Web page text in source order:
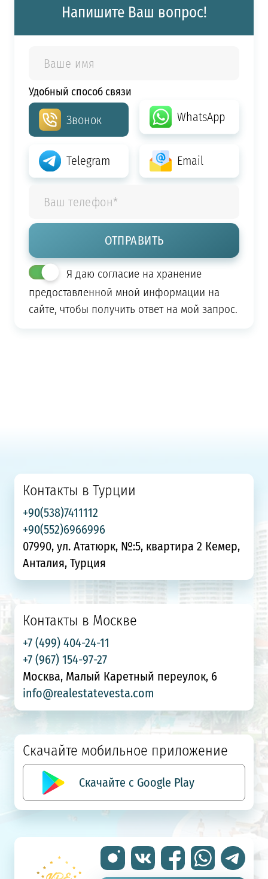
Напишите Ваш вопрос!
Удобный способ связи
Звонок WhatsApp
Telegram Email
Я даю согласие на хранение
предоставленной мной информации на
сайте, чтобы получить ответ на мой запрос.
Контакты в Турции
+90(538)7411112
+90(552)6966996
07990, ул. Ататюрк, №:5, квартира 2 Кемер,
Анталия, Турция
Контакты в Москве
+7 (499) 404-24-11
+7 (967) 154-97-27
Москва, Малый Каретный переулок, 6
info@realestatevesta.com
Скачайте мобильное приложение
Скачайте с Google Play